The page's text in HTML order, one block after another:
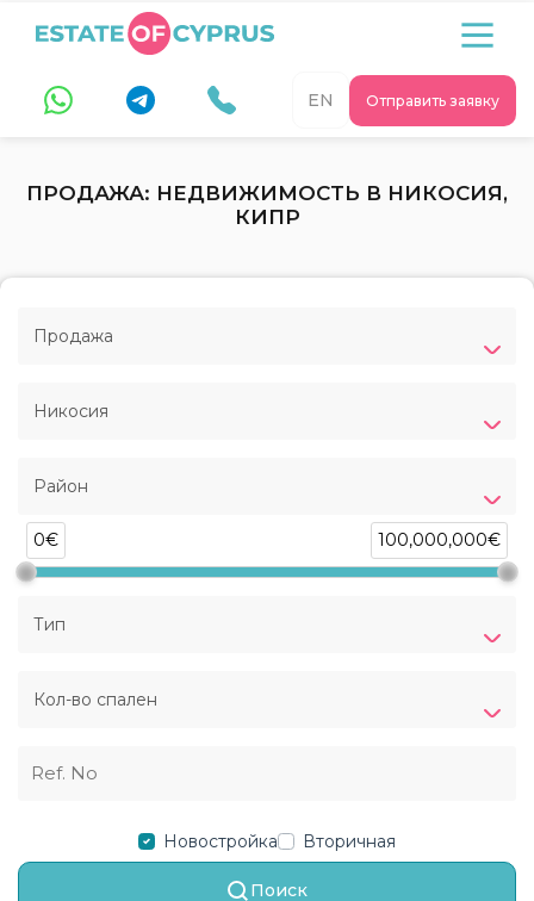
Отправить заявку
EN
ПРОДАЖА: НЕДВИЖИМОСТЬ В НИКОСИЯ,
КИПР
Продажа
Никосия
Район
0€ 100,000,000€
Тип
Кол-во спален
Новостройка Вторичная
Поиск